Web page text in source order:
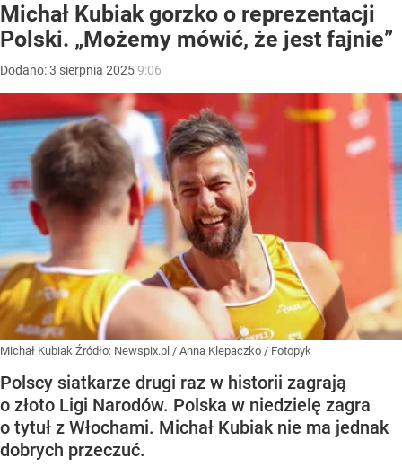
Michał Kubiak gorzko o reprezentacji
Polski. „Możemy mówić, że jest fajnie”
Dodano:3 sierpnia 20259:06
Michał Kubiak Źródło: Newspix.pl / Anna Klepaczko / Fotopyk
Polscy siatkarze drugi raz w historii zagrają
o złoto Ligi Narodów. Polska w niedzielę zagra
o tytuł z Włochami. Michał Kubiak nie ma jednak
dobrych przeczuć.